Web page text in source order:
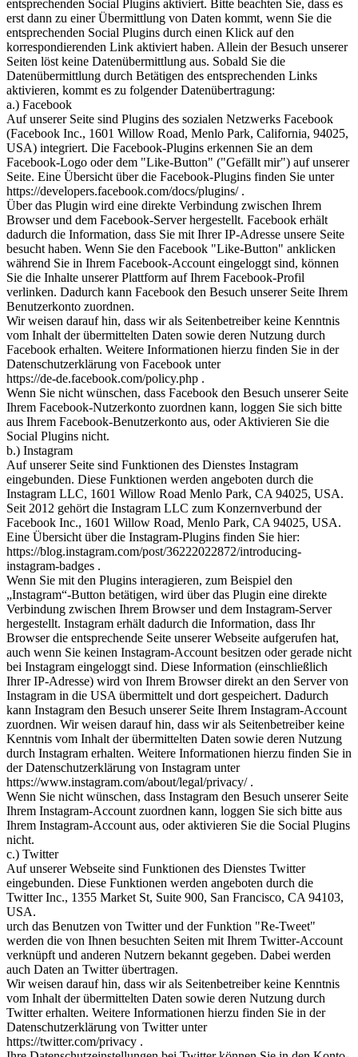
entsprechenden Social Plugins aktiviert. Bitte beachten Sie, dass es
erst dann zu einer Übermittlung von Daten kommt, wenn Sie die
entsprechenden Social Plugins durch einen Klick auf den
korrespondierenden Link aktiviert haben. Allein der Besuch unserer
Seiten löst keine Datenübermittlung aus. Sobald Sie die
Datenübermittlung durch Betätigen des entsprechenden Links
aktivieren, kommt es zu folgender Datenübertragung:
a.) Facebook
Auf unserer Seite sind Plugins des sozialen Netzwerks Facebook
(Facebook Inc., 1601 Willow Road, Menlo Park, California, 94025,
USA) integriert. Die Facebook-Plugins erkennen Sie an dem
Facebook-Logo oder dem "Like-Button" ("Gefällt mir") auf unserer
Seite. Eine Übersicht über die Facebook-Plugins finden Sie unter
https://developers.facebook.com/docs/plugins/ .
Über das Plugin wird eine direkte Verbindung zwischen Ihrem
Browser und dem Facebook-Server hergestellt. Facebook erhält
dadurch die Information, dass Sie mit Ihrer IP-Adresse unsere Seite
besucht haben. Wenn Sie den Facebook "Like-Button" anklicken
während Sie in Ihrem Facebook-Account eingeloggt sind, können
Sie die Inhalte unserer Plattform auf Ihrem Facebook-Profil
verlinken. Dadurch kann Facebook den Besuch unserer Seite Ihrem
Benutzerkonto zuordnen.
Wir weisen darauf hin, dass wir als Seitenbetreiber keine Kenntnis
vom Inhalt der übermittelten Daten sowie deren Nutzung durch
Facebook erhalten. Weitere Informationen hierzu finden Sie in der
Datenschutzerklärung von Facebook unter
https://de-de.facebook.com/policy.php .
Wenn Sie nicht wünschen, dass Facebook den Besuch unserer Seite
Ihrem Facebook-Nutzerkonto zuordnen kann, loggen Sie sich bitte
aus Ihrem Facebook-Benutzerkonto aus, oder Aktivieren Sie die
Social Plugins nicht.
b.) Instagram
Auf unserer Seite sind Funktionen des Dienstes Instagram
eingebunden. Diese Funktionen werden angeboten durch die
Instagram LLC, 1601 Willow Road Menlo Park, CA 94025, USA.
Seit 2012 gehört die Instagram LLC zum Konzernverbund der
Facebook Inc., 1601 Willow Road, Menlo Park, CA 94025, USA.
Eine Übersicht über die Instagram-Plugins finden Sie hier:
https://blog.instagram.com/post/36222022872/introducing-
instagram-badges .
Wenn Sie mit den Plugins interagieren, zum Beispiel den
„Instagram“-Button betätigen, wird über das Plugin eine direkte
Verbindung zwischen Ihrem Browser und dem Instagram-Server
hergestellt. Instagram erhält dadurch die Information, dass Ihr
Browser die entsprechende Seite unserer Webseite aufgerufen hat,
auch wenn Sie keinen Instagram-Account besitzen oder gerade nicht
bei Instagram eingeloggt sind. Diese Information (einschließlich
Ihrer IP-Adresse) wird von Ihrem Browser direkt an den Server von
Instagram in die USA übermittelt und dort gespeichert. Dadurch
kann Instagram den Besuch unserer Seite Ihrem Instagram-Account
zuordnen. Wir weisen darauf hin, dass wir als Seitenbetreiber keine
Kenntnis vom Inhalt der übermittelten Daten sowie deren Nutzung
durch Instagram erhalten. Weitere Informationen hierzu finden Sie in
der Datenschutzerklärung von Instagram unter
https://www.instagram.com/about/legal/privacy/ .
Wenn Sie nicht wünschen, dass Instagram den Besuch unserer Seite
Ihrem Instagram-Account zuordnen kann, loggen Sie sich bitte aus
Ihrem Instagram-Account aus, oder aktivieren Sie die Social Plugins
nicht.
c.) Twitter
Auf unserer Webseite sind Funktionen des Dienstes Twitter
eingebunden. Diese Funktionen werden angeboten durch die
Twitter Inc., 1355 Market St, Suite 900, San Francisco, CA 94103,
USA.
urch das Benutzen von Twitter und der Funktion "Re-Tweet"
werden die von Ihnen besuchten Seiten mit Ihrem Twitter-Account
verknüpft und anderen Nutzern bekannt gegeben. Dabei werden
auch Daten an Twitter übertragen.
Wir weisen darauf hin, dass wir als Seitenbetreiber keine Kenntnis
vom Inhalt der übermittelten Daten sowie deren Nutzung durch
Twitter erhalten. Weitere Informationen hierzu finden Sie in der
Datenschutzerklärung von Twitter unter
https://twitter.com/privacy .